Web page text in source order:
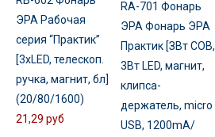
ЭРА Рабочая
серия “Практик”
[3xLED, телескоп.
ручка, магнит, бл]
(20/80/1600)
21,29 руб
RA-701 Фонарь
ЭРА Фонарь ЭРА
Практик [ЗВт COB,
3Вт LED, магнит,
клипса-
держатель, micro
USB, 1200mA/